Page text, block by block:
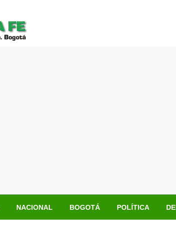
NACIONAL BOGOTÁ POLÍTICA